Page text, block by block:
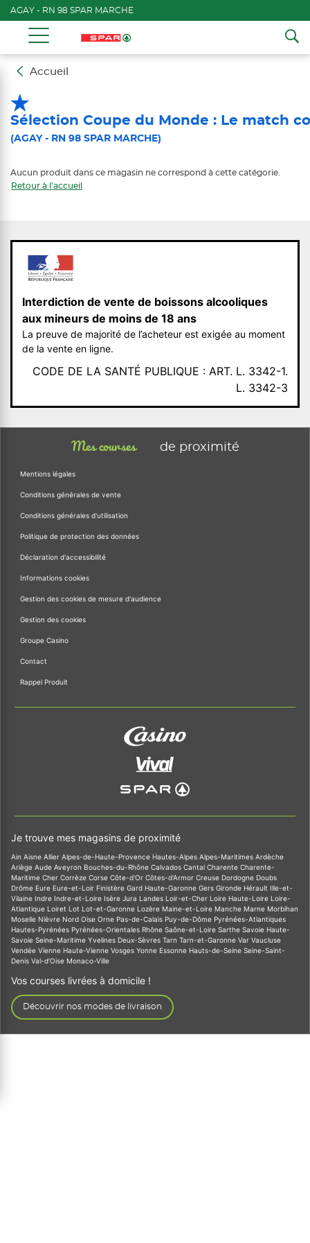
AGAY - RN 98 SPAR MARCHE
Accueil
Sélection Coupe du Monde : Le match
(AGAY - RN 98 SPAR MARCHE)
Aucun produit dans ce magasin ne correspond à cette catégorie.
Retour à l'accueil
Interdiction de vente de boissons alcooliques
aux mineurs de moins de 18 ans
La preuve de majorité de l’acheteur est exigée au moment
de la vente en ligne.
CODE DE LA SANTÉ PUBLIQUE : ART. L. 3342-1.
L. 3342-3
Mes courses de proximité
Mentions légales
Conditions générales de vente
Conditions générales d'utilisation
Politique de protection des données
Déclaration d'accessibilité
Informations cookies
Gestion des cookies de mesure d'audience
Gestion des cookies
Groupe Casino
Contact
Rappel Produit
Je trouve mes magasins de proximité
Ain Aisne Allier Alpes-de-Haute-Provence Hautes-Alpes Alpes-Maritimes Ardèche
Ariège Aude Aveyron Bouches-du-Rhône Calvados Cantal Charente Charente-
Maritime Cher Corrèze Corse Côte-d'Or Côtes-d'Armor Creuse Dordogne Doubs
Drôme Eure Eure-et-Loir Finistère Gard Haute-Garonne Gers Gironde Hérault Ille-et-
Vilaine Indre Indre-et-Loire Isère Jura Landes Loir-et-Cher Loire Haute-Loire Loire-
Atlantique Loiret Lot Lot-et-Garonne Lozère Maine-et-Loire Manche Marne Morbihan
Moselle Nièvre Nord Oise Orne Pas-de-Calais Puy-de-Dôme Pyrénées-Atlantiques
Hautes-Pyrénées Pyrénées-Orientales Rhône Saône-et-Loire Sarthe Savoie Haute-
Savoie Seine-Maritime Yvelines Deux-Sèvres Tarn Tarn-et-Garonne Var Vaucluse
Vendée Vienne Haute-Vienne Vosges Yonne Essonne Hauts-de-Seine Seine-Saint-
Denis Val-d'Oise Monaco-Ville
Vos courses livrées à domicile !
Découvrir nos modes de livraison